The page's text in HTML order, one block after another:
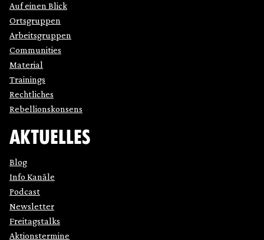
Auf einen Blick
Ortsgruppen
Arbeitsgruppen
Communities
Material
Trainings
Rechtliches
Rebellionskonsens
AKTUELLES
Blog
Info Kanäle
Podcast
Newsletter
Freitagstalks
Aktionstermine